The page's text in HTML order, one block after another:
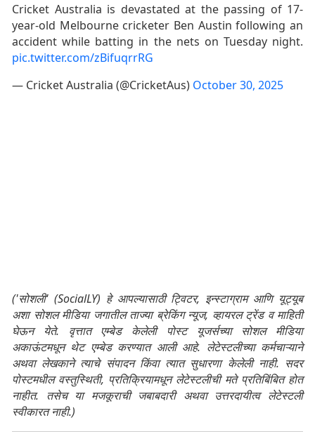
Cricket Australia is devastated at the passing of 17-
year-old Melbourne cricketer Ben Austin following an
accident while batting in the nets on Tuesday night.
pic.twitter.com/zBifuqrrRG
— Cricket Australia (@CricketAus) October 30, 2025
('सोशली' (SocialLY) हे आपल्यासाठी ट्विटर, इन्स्टाग्राम आणि यूट्यूब
अशा सोशल मीडिया जगातील ताज्या ब्रेकिंग न्यूज, व्हायरल ट्रेंड व माहिती
घेऊन येते. वृत्तात एम्बेड केलेली पोस्ट यूजर्सच्या सोशल मीडिया
अकाऊंटमधून थेट एम्बेड करण्यात आली आहे. लेटेस्टलीच्या कर्मचाऱ्याने
अथवा लेखकाने त्याचे संपादन किंवा त्यात सुधारणा केलेली नाही. सदर
पोस्टमधील वस्तुस्थिती, प्रतिक्रियामधून लेटेस्टलीची मते प्रतिबिंबित होत
नाहीत. तसेच या मजकूराची जबाबदारी अथवा उत्तरदायीत्व लेटेस्टली
स्वीकारत नाही.)